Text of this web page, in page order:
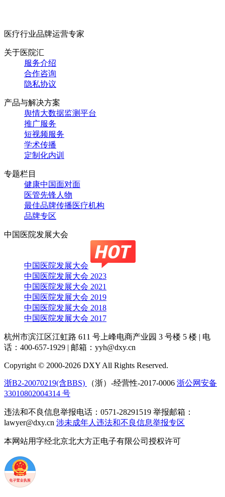
医疗行业品牌运营专家
关于医院汇
服务介绍
合作咨询
隐私协议
产品与解决方案
舆情大数据监测平台
推广服务
短视频服务
学术传播
定制化内训
专题栏目
健康中国面对面
医管先锋人物
最佳品牌传播医疗机构
品牌专区
中国医院发展大会
中国医院发展大会
中国医院发展大会 2023
中国医院发展大会 2021
中国医院发展大会 2019
中国医院发展大会 2018
中国医院发展大会 2017
杭州市滨江区江虹路 611 号上峰电商产业园 3 号楼 5 楼 | 电
话：400-657-1929 | 邮箱：yyh@dxy.cn
Copyright © 2000-2026 DXY All Rights Reserved.
浙B2-20070219(含BBS) （浙）-经营性-2017-0006 浙公网安备
33010802004314 号
违法和不良信息举报电话：0571-28291519 举报邮箱：
lawyer@dxy.cn 涉未成年人违法和不良信息举报专区
本网站用字经北京北大方正电子有限公司授权许可